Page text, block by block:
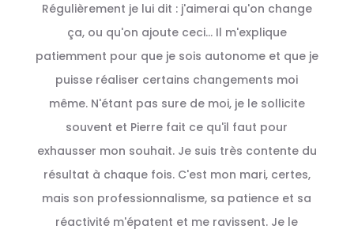
Régulièrement je lui dit : j'aimerai qu'on change
ça, ou qu'on ajoute ceci... Il m'explique
patiemment pour que je sois autonome et que je
puisse réaliser certains changements moi
même. N'étant pas sure de moi, je le sollicite
souvent et Pierre fait ce qu'il faut pour
exhausser mon souhait. Je suis très contente du
résultat à chaque fois. C'est mon mari, certes,
mais son professionnalisme, sa patience et sa
réactivité m'épatent et me ravissent. Je le